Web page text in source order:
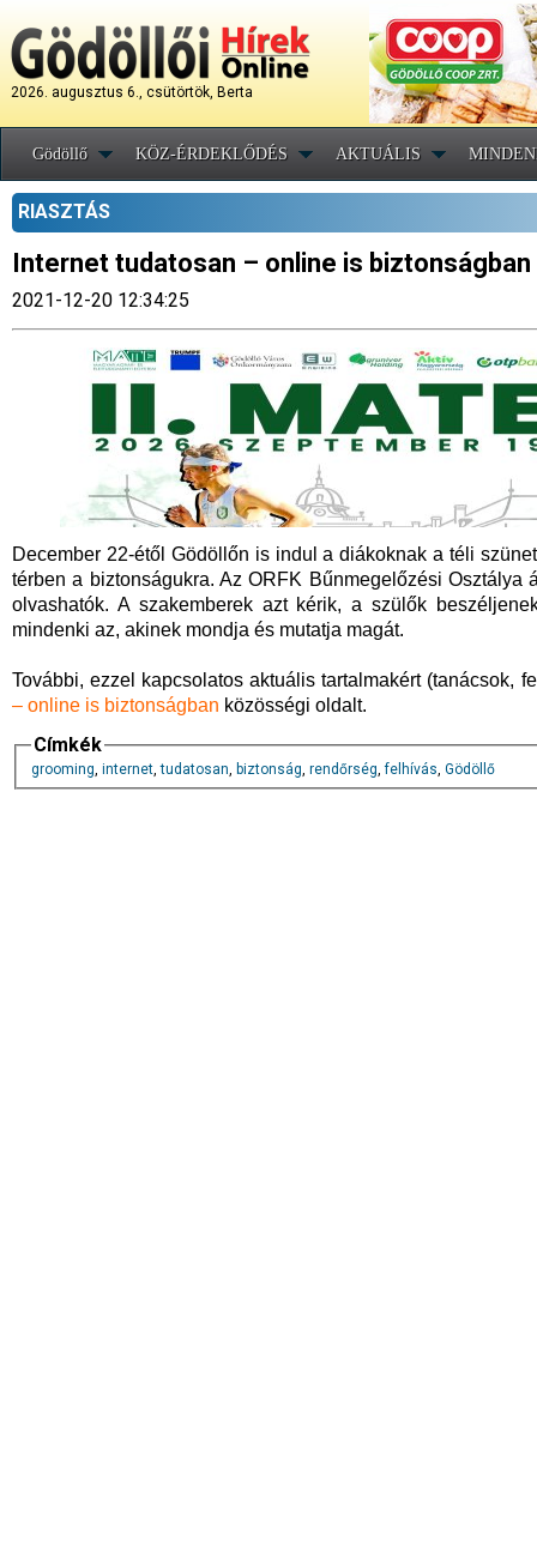
2026. augusztus 6., csütörtök, Berta
Gödöllő KÖZ-ÉRDEKLŐDÉS AKTUÁLIS
RIASZTÁS
Internet tudatosan – online is biztonságban
2021-12-20 12:34:25
December 22-étől Gödöllőn is indul a diákoknak a téli
térben a biztonságukra. Az ORFK Bűnmegelőzési
olvashatók. A szakemberek azt kérik, a szülők
mindenki az, akinek mondja és mutatja magát.
További, ezzel kapcsolatos aktuális tartalmakért (tanácsok,
– online is biztonságban közösségi oldalt.
Címkék
grooming, internet,tudatosan, biztonság, rendőrség,felhívás, Gödöllő